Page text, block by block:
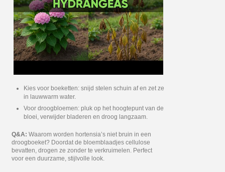
Kies voor boeketten: snijd stelen schuin af en zet ze
in lauwwarm water.
Voor droogbloemen: pluk op het hoogtepunt van de
bloei, verwijder bladeren en droog langzaam.
Q&A: Waarom worden hortensia’s niet bruin in een
droogboeket? Doordat de bloemblaadjes cellulose
bevatten, drogen ze zonder te verkruimelen. Perfect
voor een duurzame, stijlvolle look.